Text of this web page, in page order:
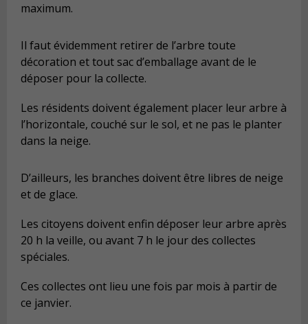
maximum.
Il faut évidemment retirer de l’arbre toute
décoration et tout sac d’emballage avant de le
déposer pour la collecte.
Les résidents doivent également placer leur arbre à
l’horizontale, couché sur le sol, et ne pas le planter
dans la neige.
D’ailleurs, les branches doivent être libres de neige
et de glace.
Les citoyens doivent enfin déposer leur arbre après
20 h la veille, ou avant 7 h le jour des collectes
spéciales.
Ces collectes ont lieu une fois par mois à partir de
ce janvier.